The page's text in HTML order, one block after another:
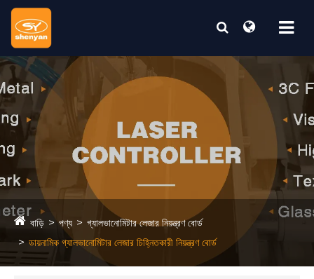
বাড়ি পণ্য
গ্যালভানোমিটার লেজার নিয়ন্ত্রণ বোর্ড
ডায়নামিক গ্যালভানোমিটার লেজার চিহ্নিতকারী নিয়ন্ত্রণ বোর্ড